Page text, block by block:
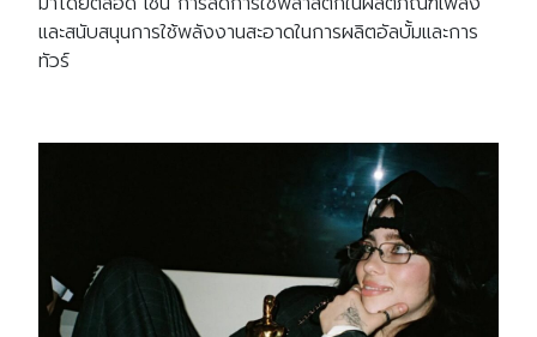
และสนับสนุนการใช้พลังงานสะอาดในการผลิตอัลบั้มและการ
ทัวร์